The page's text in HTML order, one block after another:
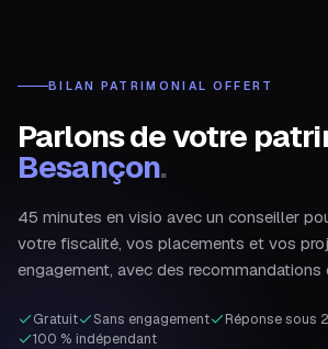
BILAN PATRIMONIAL OFFERT
Parlons de votre
Besançon.
45 minutes en visio avec un conseiller
votre fiscalité, vos placements et vos
engagement, avec des recommandations
Gratuit Sans engagement
Réponse sous
100 % indépendant